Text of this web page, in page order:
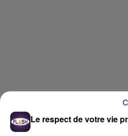
Le respect de votre vie